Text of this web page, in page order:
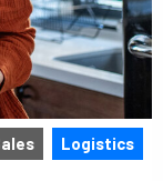
Logistics